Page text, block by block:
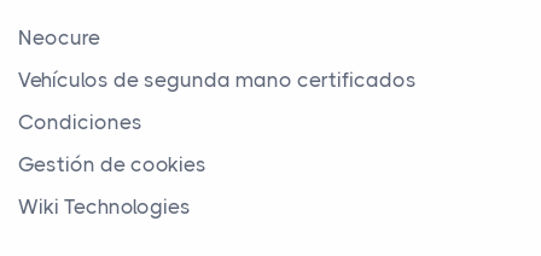
Neocure
Vehículos de segunda mano certificados
Condiciones
Gestión de cookies
Wiki Technologies